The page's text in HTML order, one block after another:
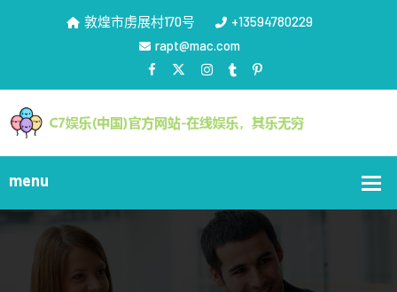
敦煌市虏展村170号
+13594780229
rapt@mac.com